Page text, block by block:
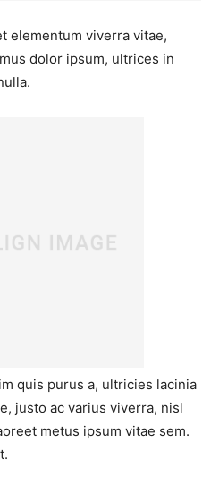
elementum viverra vitae,
dolor ipsum, ultrices in
quis purus a, ultricies lacinia
justo ac varius viverra, nisl
metus ipsum vitae sem.